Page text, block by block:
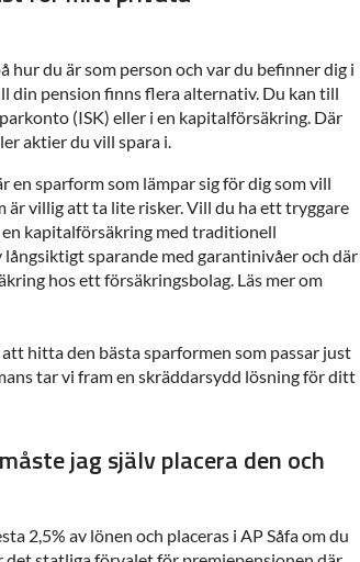
hur du är som person och var du befinner dig i
din pension finns flera alternativ. Du kan till
(ISK) eller i en kapitalförsäkring. Där
aktier du vill spara i.
en sparform som lämpar sig för dig som vill
är villig att ta lite risker. Vill du ha ett tryggare
kapitalförsäkring med traditionell
sparande med garantinivåer och där
hos ett försäkringsbolag. Läs mer om
hitta den bästa sparformen som passar just
tar vi fram en skräddarsydd lösning för ditt
jag själv placera den och
2,5% av lönen och placeras i AP Såfa om du